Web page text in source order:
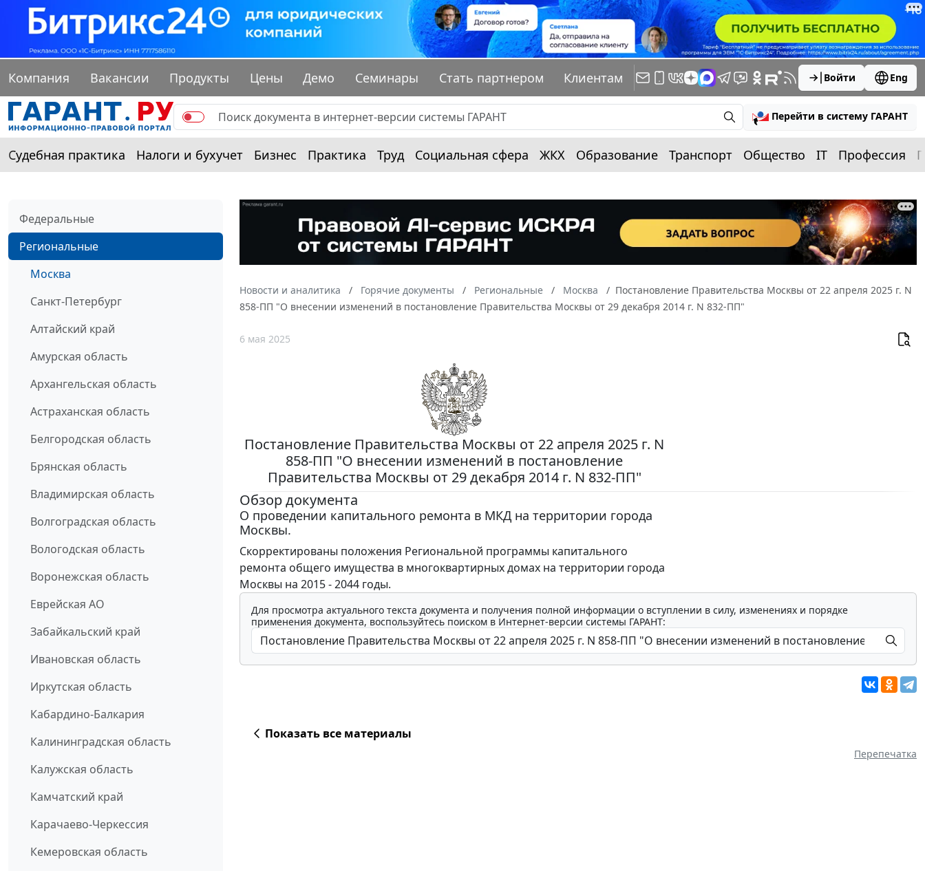
Компания Вакансии Продукты Цены Демо Семинары Стать партнером Клиентам Войти Eng
Перейти в систему ГАРАНТ
Судебная практика Налоги и бухучет Бизнес Практика Труд Социальная сфера ЖКХ Образование Транспорт Общество IT Профессия
Федеральные
Региональные
Москва
Санкт-Петербург
Алтайский край
Амурская область
Архангельская область
Астраханская область
Белгородская область
Брянская область
Владимирская область
Волгоградская область
Вологодская область
Воронежская область
Еврейская АО
Забайкальский край
Ивановская область
Иркутская область
Кабардино-Балкария
Калининградская область
Калужская область
Камчатский край
Карачаево-Черкессия
Кемеровская область
Новости и аналитика Горячие документы Региональные Москва
Постановление Правительства Москвы от 22 апреля 2025 г. N
858-ПП "О внесении изменений в постановление Правительства Москвы от 29 декабря 2014 г. N 832-ПП"
6 мая 2025
Постановление Правительства Москвы от 22 апреля 2025 г. N
858-ПП "О внесении изменений в постановление
Правительства Москвы от 29 декабря 2014 г. N 832-ПП"
Обзор документа
О проведении капитального ремонта в МКД на территории города
Москвы.
Скорректированы положения Региональной программы капитального
ремонта общего имущества в многоквартирных домах на территории города
Москвы на 2015 - 2044 годы.
Для просмотра актуального текста документа и получения полной информации о вступлении в силу, изменениях и порядке
применения документа, воспользуйтесь поиском в Интернет-версии системы ГАРАНТ:
Показать все материалы
Перепечатка